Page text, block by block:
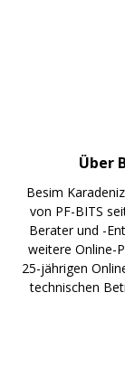
Über
Besim
von PF-BITS
Berater und -
weitere Online-
25-jährigen
technischen